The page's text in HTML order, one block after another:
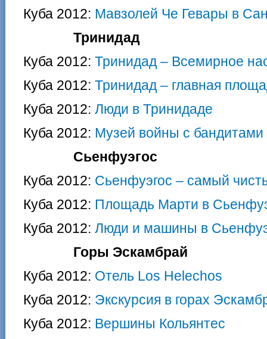
Куба 2012: Мавзолей Че Гевары в
Тринидад
Куба 2012: Тринидад – Всемирное
Куба 2012: Тринидад – главная
Куба 2012: Люди в Тринидаде
Куба 2012: Музей войны с бандитами
Сьенфуэгос
Куба 2012: Сьенфуэгос – самый
Куба 2012: Площадь Марти в
Куба 2012: Люди и машины в
Горы Эскамбрай
Куба 2012: Отель Los Helechos
Куба 2012: Экскурсия в горах
Куба 2012: Вершины Кольянтес